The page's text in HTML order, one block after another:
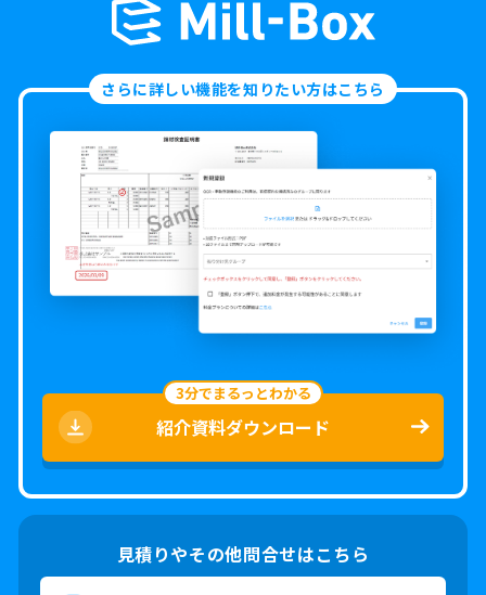
さらに詳しい機能を知りたい方はこちら
紹介資料ダウンロード
3分でまるっとわかる
見積りやその他問合せはこちら